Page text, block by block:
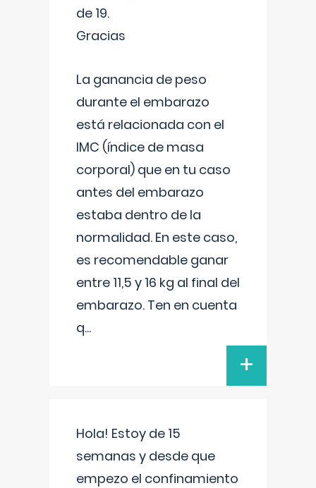
de 19.
Gracias
La ganancia de peso
durante el embarazo
está relacionada con el
IMC (índice de masa
corporal) que en tu caso
antes del embarazo
estaba dentro de la
normalidad. En este caso,
es recomendable ganar
entre 11,5 y 16 kg al final del
embarazo. Ten en cuenta
q...
+
Hola! Estoy de 15
semanas y desde que
empezo el confinamiento